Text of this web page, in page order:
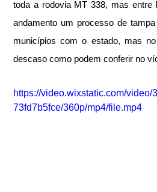
toda a rodovia MT 338, mas
andamento um processo de
municípios com o estado, mas
descaso como podem conferir no
https://video.wixstatic.com/
73fd7b5fce/360p/mp4/file.mp4